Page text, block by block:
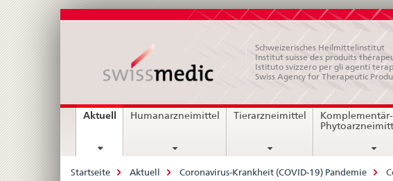
Schweizerisches Heilmittelinstitut
Institut suisse des produits
Istituto svizzero per gli agenti
Swiss Agency for Therapeutic
Hauptnavigation
Aktuell current
Humanarzneimittel Tierarzneimittel
Breadcrumb
Startseite Aktuell Coronavirus-Krankheit (COVID-19) Pandemie